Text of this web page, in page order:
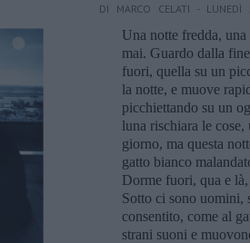
DI MARCO CELATI - LUNEDÌ
Una notte fredda,
mai. Guardo dalla
fuori, quella su un
la notte, e muove
picchiettando su un
luna rischiara le
giorno, ma questa
gatto bianco
Dorme fuori, qua e
Sotto ci sono uomini,
consentito, come al
strani suoni e